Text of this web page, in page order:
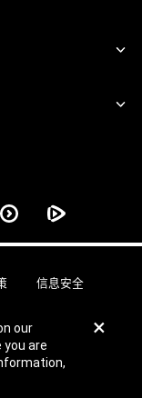
权所有
信息安全
our
are
×